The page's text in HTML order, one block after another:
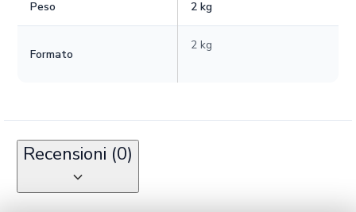
Peso 2 kg
Formato
2 kg
Recensioni (0)